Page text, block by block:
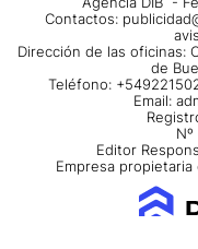
Contactos:
Dirección de las oficinas:
de
Teléfono:
Email:
Editor
Empresa propietaria